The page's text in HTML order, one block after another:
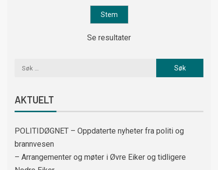
Se resultater
AKTUELT
POLITIDØGNET – Oppdaterte nyheter fra politi og
brannvesen
– Arrangementer og møter i Øvre Eiker og tidligere